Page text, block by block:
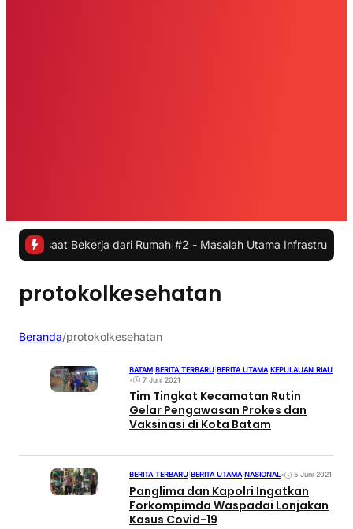
Bekerja dari Rumah| #2 -Masalah Utama Infrastruktur
protokolkesehatan
Beranda/protokolkesehatan
BATAM BERITA TERBARU BERITA UTAMA KEPULAUAN RIAU
•
7 Juni 2021
Tim Tingkat Kecamatan Rutin
Gelar Pengawasan Prokes dan
Vaksinasi di Kota Batam
BERITA TERBARU BERITA UTAMA NASIONAL• 5 Juni 2021
Panglima dan Kapolri Ingatkan
Forkompimda Waspadai Lonjakan
Kasus Covid-19